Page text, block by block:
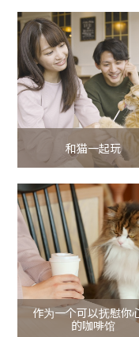
和猫一起玩
作为一个可以抚慰你
的咖啡馆